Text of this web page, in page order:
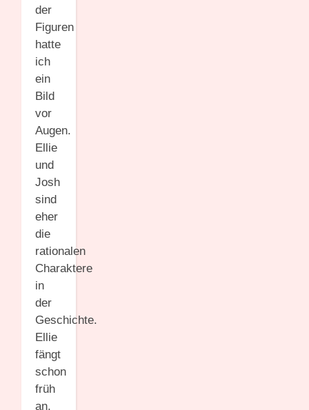
der
Figuren
hatte
ich
ein
Bild
vor
Augen.
Ellie
und
Josh
sind
eher
die
rationalen
Charaktere
in
der
Geschichte.
Ellie
fängt
schon
früh
an,